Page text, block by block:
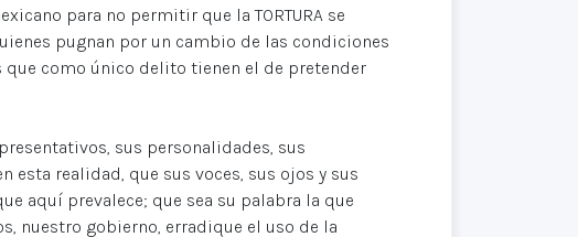
para no permitir que la TORTURA se
pugnan por un cambio de las condiciones
como único delito tienen el de pretender
sus personalidades, sus
realidad, que sus voces, sus ojos y sus
aquí prevalece; que sea su palabra la que
nuestro gobierno, erradique el uso de la